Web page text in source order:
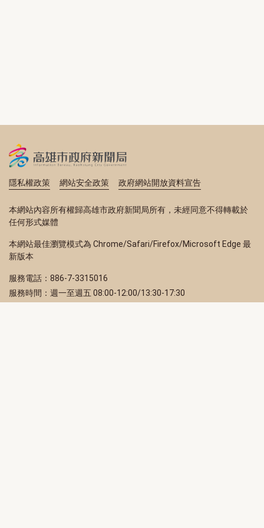
隱私權政策 網站安全政策 政府網站開放資料宣告
本網站內容所有權歸高雄市政府新聞局所有，未經同意不得轉載於
任何形式媒體
本網站最佳瀏覽模式為 Chrome/Safari/Firefox/Microsoft Edge 最
新版本
服務電話：886-7-3315016
服務時間：週一至週五 08:00-12:00/13:30-17:30